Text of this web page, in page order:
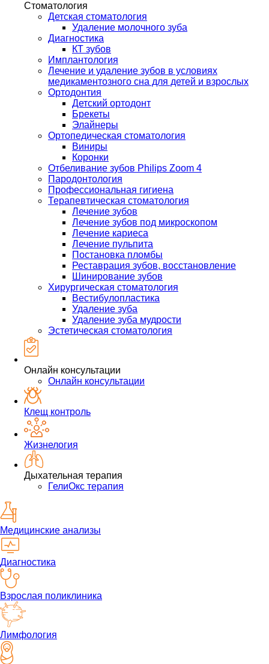
Стоматология
Детская стоматология
Удаление молочного зуба
Диагностика
КТ зубов
Имплантология
Лечение и удаление зубов в условиях
медикаментозного сна для детей и взрослых
Ортодонтия
Детский ортодонт
Брекеты
Элайнеры
Ортопедическая стоматология
Виниры
Коронки
Отбеливание зубов Philips Zoom 4
Пародонтология
Профессиональная гигиена
Терапевтическая стоматология
Лечение зубов
Лечение зубов под микроскопом
Лечение кариеса
Лечение пульпита
Постановка пломбы
Реставрация зубов, восстановление
Шинирование зубов
Хирургическая стоматология
Вестибулопластика
Удаление зуба
Удаление зуба мудрости
Эстетическая стоматология
Онлайн консультации
Онлайн консультации
Клещ контроль
Жизнелогия
Дыхательная терапия
ГелиОкс терапия
Медицинские анализы
Диагностика
Взрослая поликлиника
Лимфология